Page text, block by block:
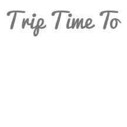
Trip Time To